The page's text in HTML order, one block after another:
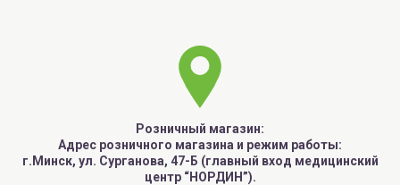
Розничный магазин:
Адрес розничного магазина и режим работы:
г.Минск, ул. Сурганова, 47-Б (главный вход медицинский
центр “НОРДИН”).